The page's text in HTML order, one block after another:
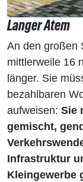
Langer Atem
An den großen
mittlerweile 16
länger. Sie
bezahlbaren
aufweisen: Sie
gemischt,
Infrastruktur
Kleingewerbe